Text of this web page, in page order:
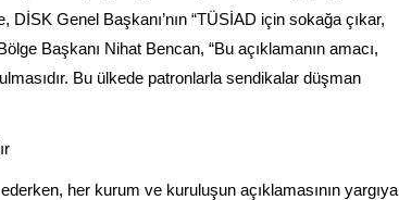
Genel Başkanı’nın “TÜSİAD için sokağa çıkar,
Başkanı Nihat Bencan, “Bu açıklamanın amacı,
Bu ülkede patronlarla sendikalar düşman
her kurum ve kuruluşun açıklamasının yargıya